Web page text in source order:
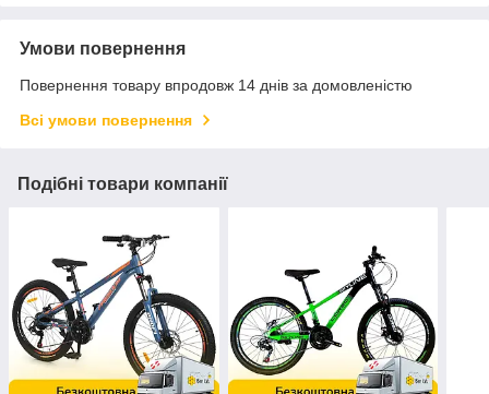
Умови повернення
Повернення товару впродовж 14 днів за домовленістю
Всі умови повернення
Подібні товари компанії